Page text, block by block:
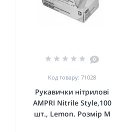
0
Код товару: 71028
Рукавички нітрилові
AMPRI Nitrile Style,100
шт., Lemon. Розмір М